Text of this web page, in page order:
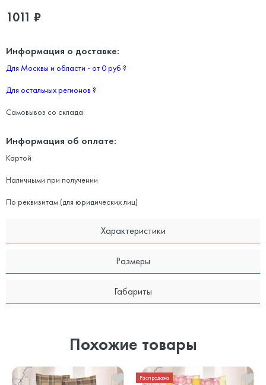
1011 ₽
Информация о доставке:
Для Москвы и области - от 0 руб ?
Для остальных регионов ?
Самовывоз со склада
Информация об оплате:
Картой
Наличными при получении
По реквизитам (для юридических лиц)
Характеристики
Размеры
Габариты
Похожие товары
Распродажа